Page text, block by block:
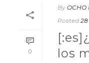
0
By OCHO
Posted
los